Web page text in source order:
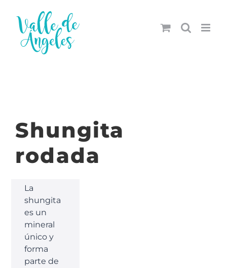
contenido
Shungita
rodada
La
shungita
es un
mineral
único y
forma
parte de